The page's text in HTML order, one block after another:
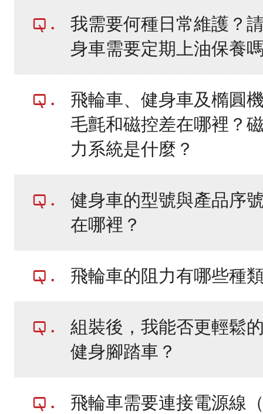
我需要何種日常維護？
身車需要定期上油保養
飛輪車、健身車及橢圓
毛氈和磁控差在哪裡？
力系統是什麼？
健身車的型號與產品序
在哪裡？
飛輪車的阻力有哪些種
組裝後，我能否更輕鬆
健身腳踏車？
飛輪車需要連接電源線